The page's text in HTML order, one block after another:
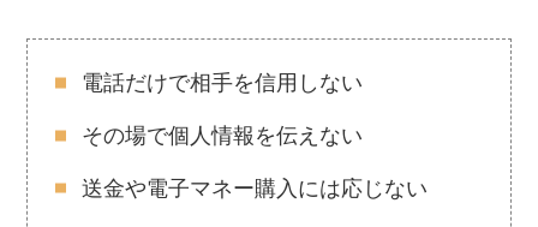
電話だけで相手を信用しない
その場で個人情報を伝えない
送金や電子マネー購入には応じない